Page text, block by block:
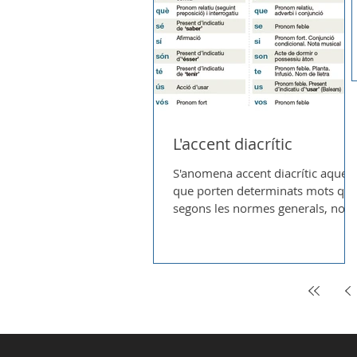
L'accent diacrític
S'anomena accent diacrític aquell
que porten determinats mots que,
segons les normes generals, no